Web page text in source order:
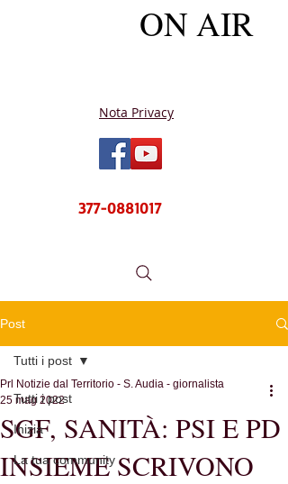
ON AIR
Nota Privacy
377-0881017
Post
Tutti i post
Inizia
La tua community
Tutti i post
SGF, SANITÀ: PSI E PD
INSIEME SCRIVONO
Prl Notizie dal Territorio - S. Audia - giornalista
25 mag 2022